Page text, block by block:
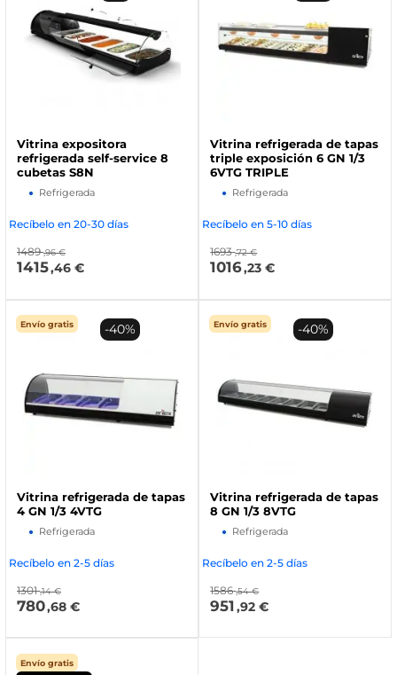
Vitrina expositora
refrigerada self-service 8
cubetas S8N
Refrigerada
Recíbelo en 20-30 días
1489 ,96 €
1415,46 €
Vitrina refrigerada de tapas
triple exposición 6 GN 1/3
6VTG TRIPLE
Refrigerada
Recíbelo en 5-10 días
1693 ,72 €
1016,23 €
Envío gratis
Vitrina refrigerada de tapas
4 GN 1/3 4VTG
Refrigerada
Recíbelo en 2-5 días
1301 ,14 €
780,68 €
-40% Envío gratis
Vitrina refrigerada de tapas
8 GN 1/3 8VTG
Refrigerada
Recíbelo en 2-5 días
1586 ,54 €
951,92 €
-40%
Envío gratis